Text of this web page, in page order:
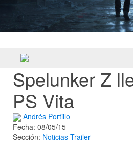
Spelunker Z
PS Vita
Andrés Portillo
Fecha: 08/05/15
Sección: Noticias Trailer